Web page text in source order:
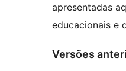
apresentadas
educacionais e
Versões